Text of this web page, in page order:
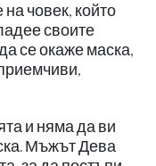
човек, който
своите
се окаже маска,
и няма да ви
Мъжът Дева